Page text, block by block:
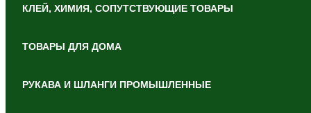
КЛЕЙ, ХИМИЯ, СОПУТСТВУЮЩИЕ ТОВАРЫ
ТОВАРЫ ДЛЯ ДОМА
РУКАВА И ШЛАНГИ ПРОМЫШЛЕННЫЕ